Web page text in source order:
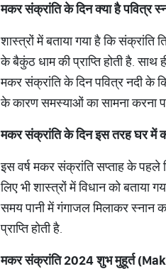
मकर संक्रांति के दिन क्या है
शास्त्रों में बताया गया है कि
के बैकुंठ धाम की प्राप्ति होती है.
मकर संक्रांति के दिन पवित्र नदी के
के कारण समस्याओं का सामना करना
मकर संक्रांति के दिन इस तरह घर
इस वर्ष मकर संक्रांति सप्ताह के
लिए भी शास्त्रों में विधान को बताया
समय पानी में गंगाजल मिलाकर स्नान
प्राप्ति होती है.
मकर संक्रांति 2024 शुभ मुहूर्त